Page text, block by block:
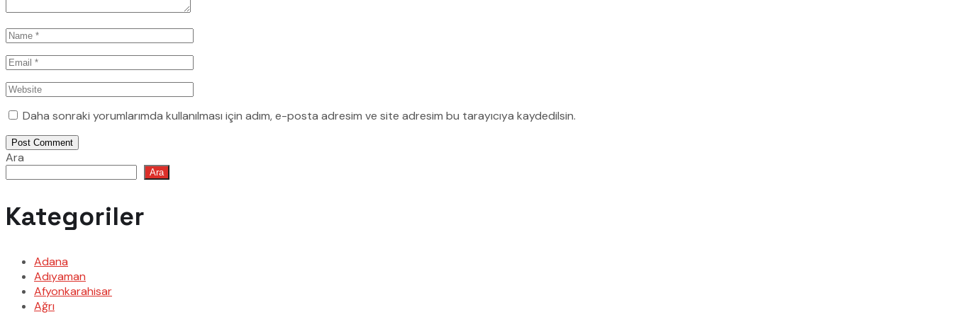
Daha sonraki yorumlarımda kullanılması için adım, e-posta adresim ve site adresim bu tarayıcıya kaydedilsin.
Post Comment
Ara
Ara
Kategoriler
Adana
Adıyaman
Afyonkarahisar
Ağrı